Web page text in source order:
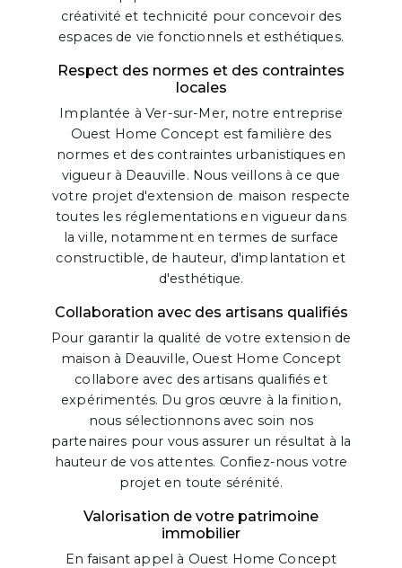
créativité et technicité pour concevoir des
espaces de vie fonctionnels et esthétiques.
Respect des normes et des contraintes
locales
Implantée à Ver-sur-Mer, notre entreprise
Ouest Home Concept est familière des
normes et des contraintes urbanistiques en
vigueur à Deauville. Nous veillons à ce que
votre projet d'extension de maison respecte
toutes les réglementations en vigueur dans
la ville, notamment en termes de surface
constructible, de hauteur, d'implantation et
d'esthétique.
Collaboration avec des artisans qualifiés
Pour garantir la qualité de votre extension de
maison à Deauville, Ouest Home Concept
collabore avec des artisans qualifiés et
expérimentés. Du gros œuvre à la finition,
nous sélectionnons avec soin nos
partenaires pour vous assurer un résultat à la
hauteur de vos attentes. Confiez-nous votre
projet en toute sérénité.
Valorisation de votre patrimoine
immobilier
En faisant appel à Ouest Home Concept